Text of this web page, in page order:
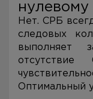
Нет. СРБ
следовых
выполняет
Оптимальный